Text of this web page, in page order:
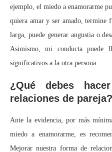
ejemplo, el miedo a enamorarme
quiera amar y ser amado, termine
larga, puede generar angustia o
Asimismo, mi conducta puede
significativos a la otra persona.
¿Qué debes
relaciones de pareja?
Ante la evidencia, por más
miedo a enamorarme, es
Mejorar nuestra forma de